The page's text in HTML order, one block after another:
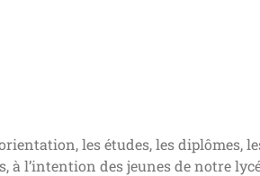
les études, les diplômes,
à l’intention des jeunes de notre